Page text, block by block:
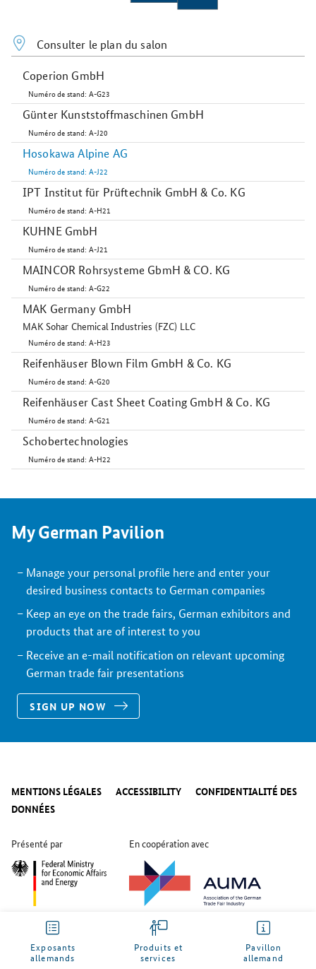
Consulter le plan du salon
Coperion GmbH
Numéro de stand: A-G23
Günter Kunststoffmaschinen GmbH
Numéro de stand: A-J20
Hosokawa Alpine AG
Numéro de stand: A-J22
IPT Institut für Prüftechnik GmbH & Co. KG
Numéro de stand: A-H21
KUHNE GmbH
Numéro de stand: A-J21
MAINCOR Rohrsysteme GbmH & CO. KG
Numéro de stand: A-G22
MAK Germany GmbH
MAK Sohar Chemical Industries (FZC) LLC
Numéro de stand: A-H23
Reifenhäuser Blown Film GmbH & Co. KG
Numéro de stand: A-G20
Reifenhäuser Cast Sheet Coating GmbH & Co. KG
Numéro de stand: A-G21
Schobertechnologies
Numéro de stand: A-H22
My German Pavilion
Manage your personal profile here and enter your
desired business contacts to German companies
Keep an eye on the trade fairs, German exhibitors and
products that are of interest to you
Receive an e-mail notification on relevant upcoming
German trade fair presentations
SIGN UP NOW
MENTIONS LÉGALES ACCESSIBILITY
CONFIDENTIALITÉ DES
DONNÉES
Présenté par En coopération avec
© 2026 WWW.BUNDESWIRTSCHAFTSMINISTERIUM.DE
Exposants
allemands
Produits et
services
Pavillon
allemand